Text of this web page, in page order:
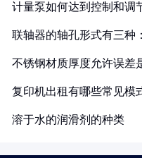
计量泵如何达到控制和调
联轴器的轴孔形式有三种
不锈钢材质厚度允许误差
复印机出租有哪些常见模
溶于水的润滑剂的种类